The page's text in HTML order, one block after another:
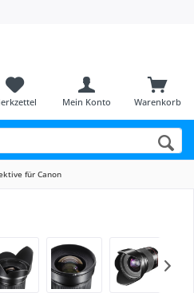
Warenkorb
Mein Konto
für Canon